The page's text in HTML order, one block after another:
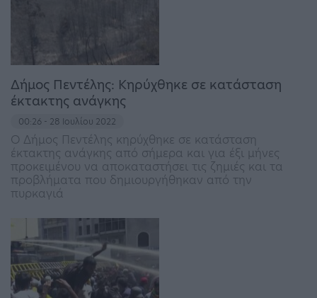
Δήμος Πεντέλης: Κηρύχθηκε σε κατάσταση
έκτακτης ανάγκης
00:26 - 28 Ιουλίου 2022
Ο Δήμος Πεντέλης κηρύχθηκε σε κατάσταση
έκτακτης ανάγκης από σήμερα και για έξι μήνες
προκειμένου να αποκαταστήσει τις ζημιές και τα
προβλήματα που δημιουργήθηκαν από την
πυρκαγιά